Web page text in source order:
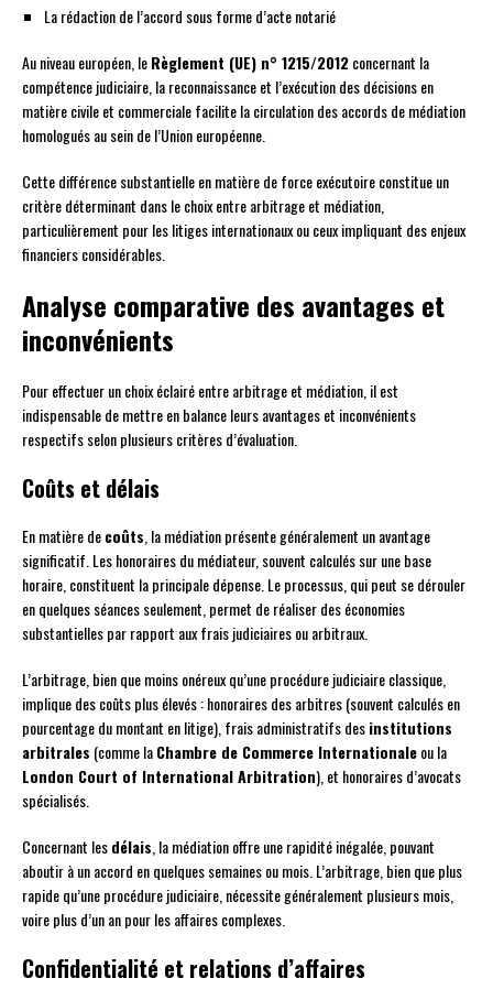
La rédaction de l’accord sous forme d’acte notarié
Au niveau européen, leRèglement (UE) n° 1215/2012concernant la
compétence judiciaire, la reconnaissance et l’exécution des décisions en
matière civile et commerciale facilite la circulation des accords de médiation
homologués au sein de l’Union européenne.
Cette différence substantielle en matière de force exécutoire constitue un
critère déterminant dans le choix entre arbitrage et médiation,
particulièrement pour les litiges internationaux ou ceux impliquant des enjeux
financiers considérables.
Analyse comparative des avantages et
inconvénients
Pour effectuer un choix éclairé entre arbitrage et médiation, il est
indispensable de mettre en balance leurs avantages et inconvénients
respectifs selon plusieurs critères d’évaluation.
Coûts et délais
En matière decoûts , la médiation présente généralement un avantage
significatif. Les honoraires du médiateur, souvent calculés sur une base
horaire, constituent la principale dépense. Le processus, qui peut se dérouler
en quelques séances seulement, permet de réaliser des économies
substantielles par rapport aux frais judiciaires ou arbitraux.
L’arbitrage, bien que moins onéreux qu’une procédure judiciaire classique,
implique des coûts plus élevés : honoraires des arbitres (souvent calculés en
pourcentage du montant en litige), frais administratifs desinstitutions
arbitrales (comme laChambre de Commerce Internationaleou la
London Court of International Arbitration), et honoraires d’avocats
spécialisés.
Concernant lesdélais , la médiation offre une rapidité inégalée, pouvant
aboutir à un accord en quelques semaines ou mois. L’arbitrage, bien que plus
rapide qu’une procédure judiciaire, nécessite généralement plusieurs mois,
voire plus d’un an pour les affaires complexes.
Confidentialité et relations d’affaires